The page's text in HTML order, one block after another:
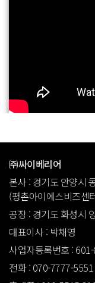
㈜싸이베리어
본사 : 경기도 안양시
(평촌아이에스비즈센
공장 : 경기도 화성시
대표이사 : 박채영
사업자등록번호 :
전화 : 070-7777-5551